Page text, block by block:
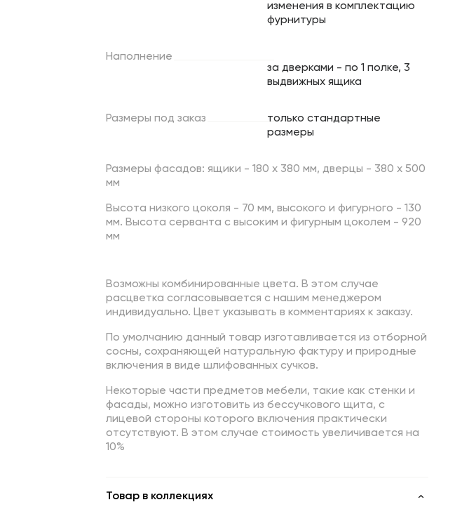
изменения в комплектацию
фурнитуры
Наполнение
за дверками - по 1 полке, 3
выдвижных ящика
Размеры под заказ
только стандартные
размеры
Размеры фасадов: ящики - 180 х 380 мм, дверцы - 380 х 500
мм
Высота низкого цоколя - 70 мм, высокого и фигурного - 130
мм. Высота серванта с высоким и фигурным цоколем - 920
мм
Возможны комбинированные цвета. В этом случае
расцветка согласовывается с нашим менеджером
индивидуально. Цвет указывать в комментариях к заказу.
По умолчанию данный товар изготавливается из отборной
сосны, сохраняющей натуральную фактуру и природные
включения в виде шлифованных сучков.
Некоторые части предметов мебели, такие как стенки и
фасады, можно изготовить из бессучкового щита, с
лицевой стороны которого включения практически
отсутствуют. В этом случае стоимость увеличивается на
10%
Товар в коллекциях